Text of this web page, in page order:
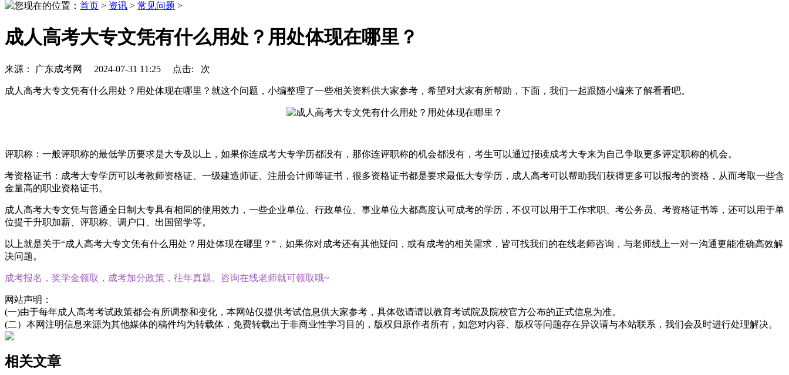
您现在的位置： 首页 > 资讯 > 常见问题 >
成人高考大专文凭有什么用处？用处体现在哪里？
来源： 广东成考网 2024-07-31 11:25 点击: 次
成人高考大专文凭有什么用处？用处体现在哪里？就这个问题，小编整理了一些相关资料供大家参考，希望对大家有所帮助，下面，我们一起跟随小编来了解看看吧。
评职称：一般评职称的最低学历要求是大专及以上，如果你连成考大专学历都没有，那你连评职称的机会都没有，考生可以通过报读成考大专来为自己争取更多评定职称的机会。
考资格证书：成考大专学历可以考教师资格证、一级建造师证、注册会计师等证书，很多资格证书都是要求最低大专学历，成人高考可以帮助我们获得更多可以报考的资格，从而考取一些含
金量高的职业资格证书。
成人高考大专文凭与普通全日制大专具有相同的使用效力，一些企业单位、行政单位、事业单位大都高度认可成考的学历，不仅可以用于工作求职、考公务员、考资格证书等，还可以用于单
位提干升职加薪、评职称、调户口、出国留学等。
以上就是关于“成人高考大专文凭有什么用处？用处体现在哪里？”，如果你对成考还有其他疑问，或有成考的相关需求，皆可找我们的在线老师咨询，与老师线上一对一沟通更能准确高效解
决问题。
成考报名，奖学金领取，成考加分政策，往年真题。咨询在线老师就可领取哦~
网站声明：
(一)由于每年成人高考考试政策都会有所调整和变化，本网站仅提供考试信息供大家参考，具体敬请请以教育考试院及院校官方公布的正式信息为准。
(二）本网注明信息来源为其他媒体的稿件均为转载体，免费转载出于非商业性学习目的，版权归原作者所有，如您对内容、版权等问题存在异议请与本站联系，我们会及时进行处理解决。
相关文章